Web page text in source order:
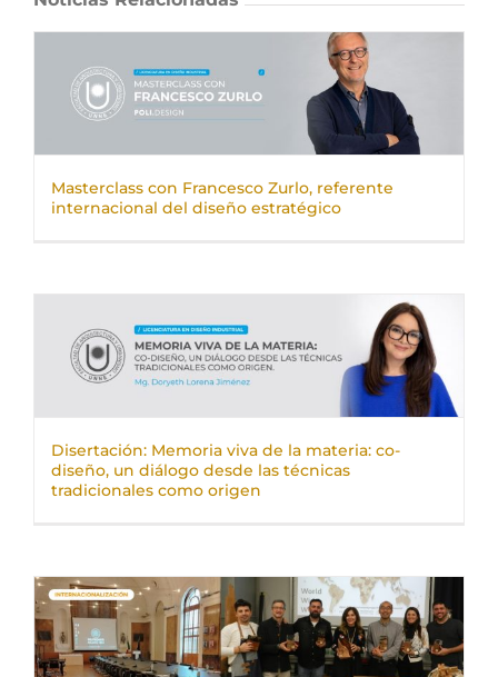
Masterclass con Francesco Zurlo, referente
internacional del diseño estratégico
Disertación: Memoria viva de la materia: co-
diseño, un diálogo desde las técnicas
tradicionales como origen